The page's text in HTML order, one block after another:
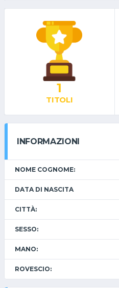
1
TITOLI
INFORMAZIONI
NOME COGNOME:
DATA DI NASCITA
CITTÀ:
SESSO:
MANO:
ROVESCIO: